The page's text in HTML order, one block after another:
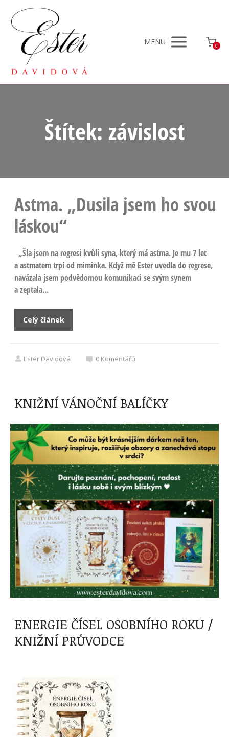
MENU 0
Štítek: závislost
Astma. „Dusila jsem ho svou
láskou“
„Šla jsem na regresi kvůli syna, který má astma. Je mu 7 let
a astmatem trpí od miminka. Když mě Ester uvedla do regrese,
navázala jsem podvědomou komunikaci se svým synem
a zeptala...
Celý článek
Ester Davidová 0 Komentářů
KNIŽNÍ VÁNOČNÍ BALÍČKY
ENERGIE ČÍSEL OSOBNÍHO ROKU /
KNIŽNÍ PRŮVODCE